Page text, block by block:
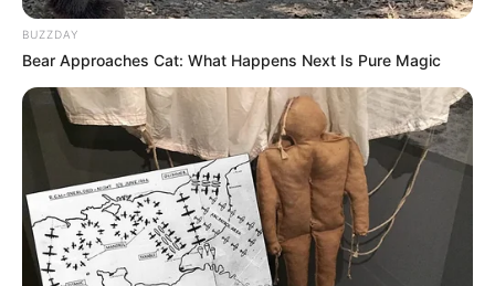
8 Kata Lucu Seputar Malam
Minggu ala Jomblo yang Bikin
Ngenes
BUZZDAY
Bear Approaches Cat: What Happens Next Is Pure Magic